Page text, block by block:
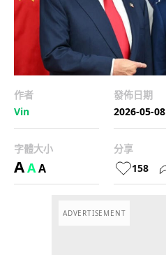
作者
Vin
發佈日期
2026-05-08
字體大小
AAA
分享
158
ADVERTISEMENT